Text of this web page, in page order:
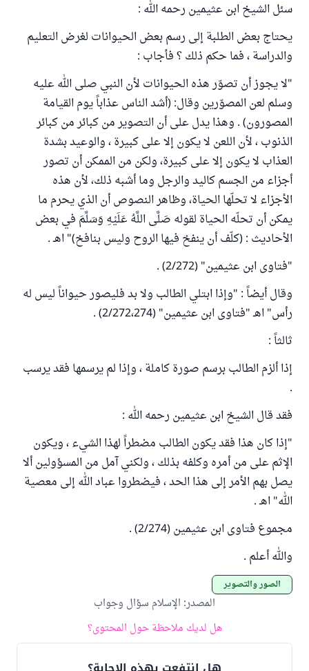
سئل الشيخ ابن عثيمين رحمه الله :
يحتاج بعض الطلبة إلى رسم بعض الحيوانات لغرض التعليم
والدراسة ، فما حكم ذلك ؟ فأجاب :
"لا يجوز أن تصوّر هذه الحيوانات لأن النبي صلى الله عليه
وسلم لعن المصوّرين وقال: (أشد الناس عذاباً يوم القيامة
المصورون) . وهذا يدل على أن التصوير من كبائر من كبائر
الذنوب ، لأن اللعن لا يكون إلا على كبيرة ، والوعيد بشدة
العذاب لا يكون إلا على كبيرة، ولكن من الممكن أن تصور
أجزاء من الجسم كاليد والرجل وما أشبه ذلك، لأن هذه
الأجزاء لا تحلّها الحياة، وظاهر النصوص أن الذي يحرم ما
يمكن أن تحلّه الحياة لقوله صَلَّى اللَّهُ عَلَيْهِ وَسَلَّمَ في بعض
الأحاديث : (كلّف أن ينفخ فيها الروح وليس بنافخ)" اهـ .
"فتاوى ابن عثيمين" (2/272) .
وقال أيضاً : "وإذا ابتلي الطالب ولا بد فليصور حيواناً ليس له
رأس" اهـ "فتاوى ابن عثيمين" (2/272،274) .
ثالثاً :
إذا ألزم الطالب برسم صورة كاملة ، وإذا لم يرسمها فقد يرسب
.
فقد قال الشيخ ابن عثيمين رحمه الله :
"إذا كان هذا فقد يكون الطالب مضطراً لهذا الشيء ، ويكون
الإثم على من أمره وكلفه بذلك ، ولكني آمل من المسؤولين ألا
يصل بهم الأمر إلى هذا الحد ، فيضطروا عباد الله إلى معصية
الله" اهـ .
مجموع فتاوى ابن عثيمين (2/274) .
والله أعلم .
الصور والتصوير
المصدر: الإسلام سؤال وجواب
هل لديك ملاحظة حول المحتوى؟